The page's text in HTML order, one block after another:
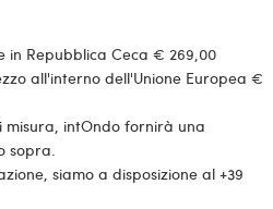
in Repubblica Ceca € 269,00
all'interno dell'Unione Europea €
misura, intOndo fornirà una
sopra.
siamo a disposizione al +39